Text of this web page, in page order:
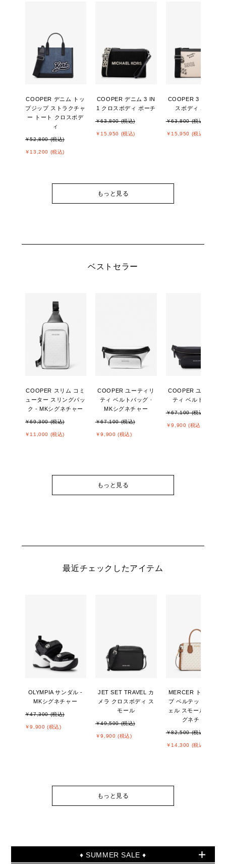
COOPER デニム トッ
プジップ ストラクチャ
ー トート クロスボデ
ィ
￥52,800 (税込)
￥13,200 (税込)
COOPER デニム 3 IN
1 クロスボディ ポーチ
￥63,800 (税込)
￥15,950 (税込)
COOPER 3 IN 1 クロ
スボディ ポーチ
￥63,800 (税込)
￥15,950 (税込)
もっと見る
ベストセラー
COOPER スリム コミ
ューター スリングパッ
ク - MKシグネチャー
￥69,300 (税込)
￥11,000 (税込)
COOPER ユーティリ
ティ ベルトバッグ -
MKシグネチャー
￥67,100 (税込)
￥9,900 (税込)
COOPER ユーティリ
ティ ベルトバッグ
￥67,100 (税込)
￥9,900 (税込)
もっと見る
最近チェックしたアイテム
OLYMPIA サンダル -
MKシグネチャー
￥47,300 (税込)
￥9,900 (税込)
JET SET TRAVEL カ
メラ クロスボディ ス
モール
￥49,500 (税込)
￥9,900 (税込)
MERCER トップジッ
プ ベルテッド サッチ
ェル スモール - MKシ
グネチャー
￥82,500 (税込)
￥14,300 (税込)
もっと見る
♦ SUMMER SALE ♦